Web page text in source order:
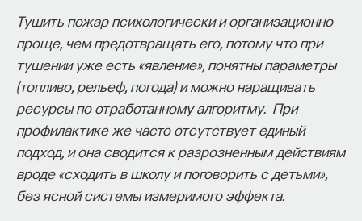
Тушить пожар психологически и организационно
проще, чем предотвращать его, потому что при
тушении уже есть «явление», понятны параметры
(топливо, рельеф, погода) и можно наращивать
ресурсы по отработанному алгоритму. При
профилактике же часто отсутствует единый
подход, и она сводится к разрозненным действиям
вроде «сходить в школу и поговорить с детьми»,
без ясной системы измеримого эффекта.
Как философия помогает понять мир, в котором
мы живем, расширять собственные
представления об окружающей
действительности и познавать самого себя?
Ответы на эти и другие вопросы можно найти,
записавшисьна курс «Философский поиск:
начала».
Слушатели курса убедятся в том, что